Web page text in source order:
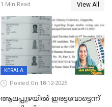
കോടി രൂപ
1 Min Read View All
KERALA
Posted On 18-12-2025
ആലപ്പുഴയിൽ ഇരട്ടവോട്ടെന്ന്